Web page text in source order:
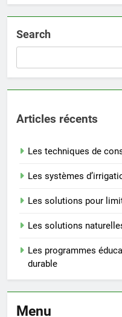
Search
Articles récents
Les techniques de
Les systèmes
Les solutions pour
Les solutions
Les programmes
durable
Menu